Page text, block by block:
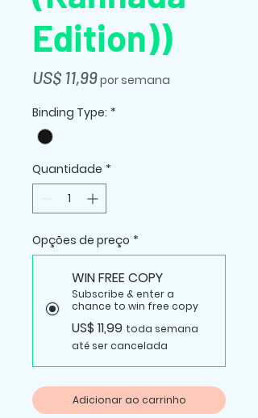
Edition))
US$ 11,99Preço
por semana
Binding Type: *
Quantidade *
Opções de preço *
WIN FREE COPY
Subscribe & enter a
chance to win free copy
US$ 11,99 toda semana
até ser cancelada
Adicionar ao carrinho